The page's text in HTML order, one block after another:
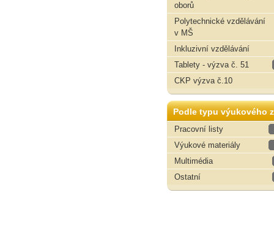
oborů
Polytechnické vzdělávání
v MŠ
Inkluzivní vzdělávání
Tablety - výzva č. 51
CKP výzva č.10
Podle typu výukového
Pracovní listy
Výukové materiály
Multimédia
Ostatní